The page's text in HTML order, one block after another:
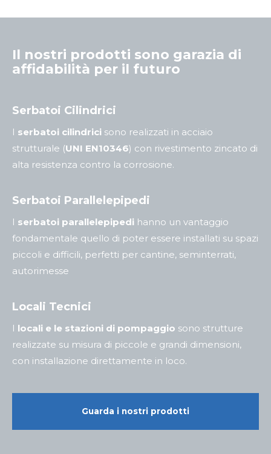
Il nostri prodotti sono garazia di
affidabilità per il futuro
Serbatoi Cilindrici
I serbatoi cilindrici sono realizzati in acciaio
strutturale (UNI EN10346) con rivestimento zincato di
alta resistenza contro la corrosione.
Serbatoi Parallelepipedi
I serbatoi parallelepipedi hanno un vantaggio
fondamentale quello di poter essere installati su spazi
piccoli e difficili, perfetti per cantine, seminterrati,
autorimesse
Locali Tecnici
I locali e le stazioni di pompaggio sono strutture
realizzate su misura di piccole e grandi dimensioni,
con installazione direttamente in loco.
Guarda i nostri prodotti